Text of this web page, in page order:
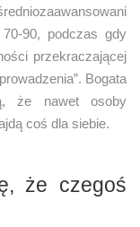
90, podczas gdy
przekraczającej
Bogata
że nawet osoby
coś dla siebie.
że czegoś